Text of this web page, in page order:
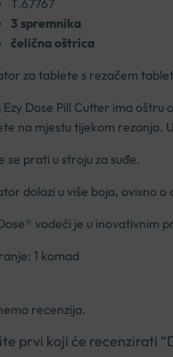
T.67767
3 spremnika
čelična oštrica
za tablete s rezačem
Ezy Dose Pill Cutter ima
na mjestu tijekom rezanja.
se prati u stroju za suđe.
dolazi u više boja, ovisno o
vodeći je u inovativnim
1 komad
recenzija.
prvi koji će recenzirati